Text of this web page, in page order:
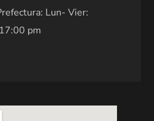
Lun- Vier:
pm